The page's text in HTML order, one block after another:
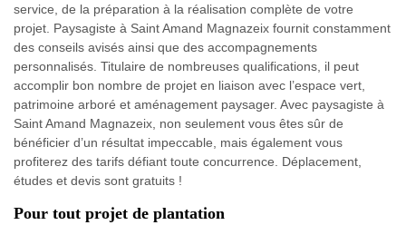
service, de la préparation à la réalisation complète de votre
projet. Paysagiste à Saint Amand Magnazeix fournit constamment
des conseils avisés ainsi que des accompagnements
personnalisés. Titulaire de nombreuses qualifications, il peut
accomplir bon nombre de projet en liaison avec l’espace vert,
patrimoine arboré et aménagement paysager. Avec paysagiste à
Saint Amand Magnazeix, non seulement vous êtes sûr de
bénéficier d’un résultat impeccable, mais également vous
profiterez des tarifs défiant toute concurrence. Déplacement,
études et devis sont gratuits !
Pour tout projet de plantation